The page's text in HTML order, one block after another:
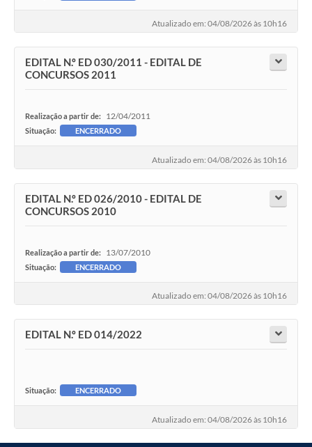
Termos de Uso & Política de PrivacidadeAtualizado em: 04/08/2026 às 10h16
EDITAL N.º ED 030/2011 - EDITAL DE
CONCURSOS 2011
Realização a partir de: 12/04/2011
Situação: ENCERRADO
Atualizado em: 04/08/2026 às 10h16
EDITAL N.º ED 026/2010 - EDITAL DE
CONCURSOS 2010
Realização a partir de: 13/07/2010
Situação: ENCERRADO
Atualizado em: 04/08/2026 às 10h16
EDITAL N.º ED 014/2022
Situação: ENCERRADO
Atualizado em: 04/08/2026 às 10h16